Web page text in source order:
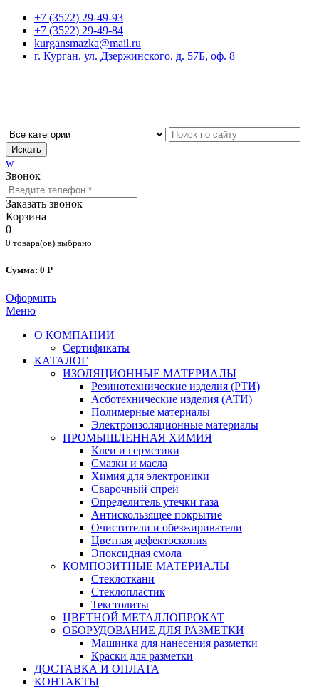
+7 (3522) 29-49-93
+7 (3522) 29-49-84
kurgansmazka@mail.ru
г. Курган, ул. Дзержинского, д. 57Б, оф. 8
Искать
w
Звонок
Заказать звонок
Корзина
0
0 товара(ов) выбрано
Сумма: 0 Р
Оформить
Меню
О КОМПАНИИ
Сертификаты
КАТАЛОГ
ИЗОЛЯЦИОННЫЕ МАТЕРИАЛЫ
Резинотехнические изделия (РТИ)
Асботехнические изделия (АТИ)
Полимерные материалы
Электроизоляционные материалы
ПРОМЫШЛЕННАЯ ХИМИЯ
Клеи и герметики
Смазки и масла
Химия для электроники
Сварочный спрей
Определитель утечки газа
Антискользящее покрытие
Очистители и обезжириватели
Цветная дефектоскопия
Эпоксидная смола
КОМПОЗИТНЫЕ МАТЕРИАЛЫ
Стеклоткани
Стеклопластик
Текстолиты
ЦВЕТНОЙ МЕТАЛЛОПРОКАТ
ОБОРУДОВАНИЕ ДЛЯ РАЗМЕТКИ
Машинка для нанесения разметки
Краски для разметки
ДОСТАВКА И ОПЛАТА
КОНТАКТЫ